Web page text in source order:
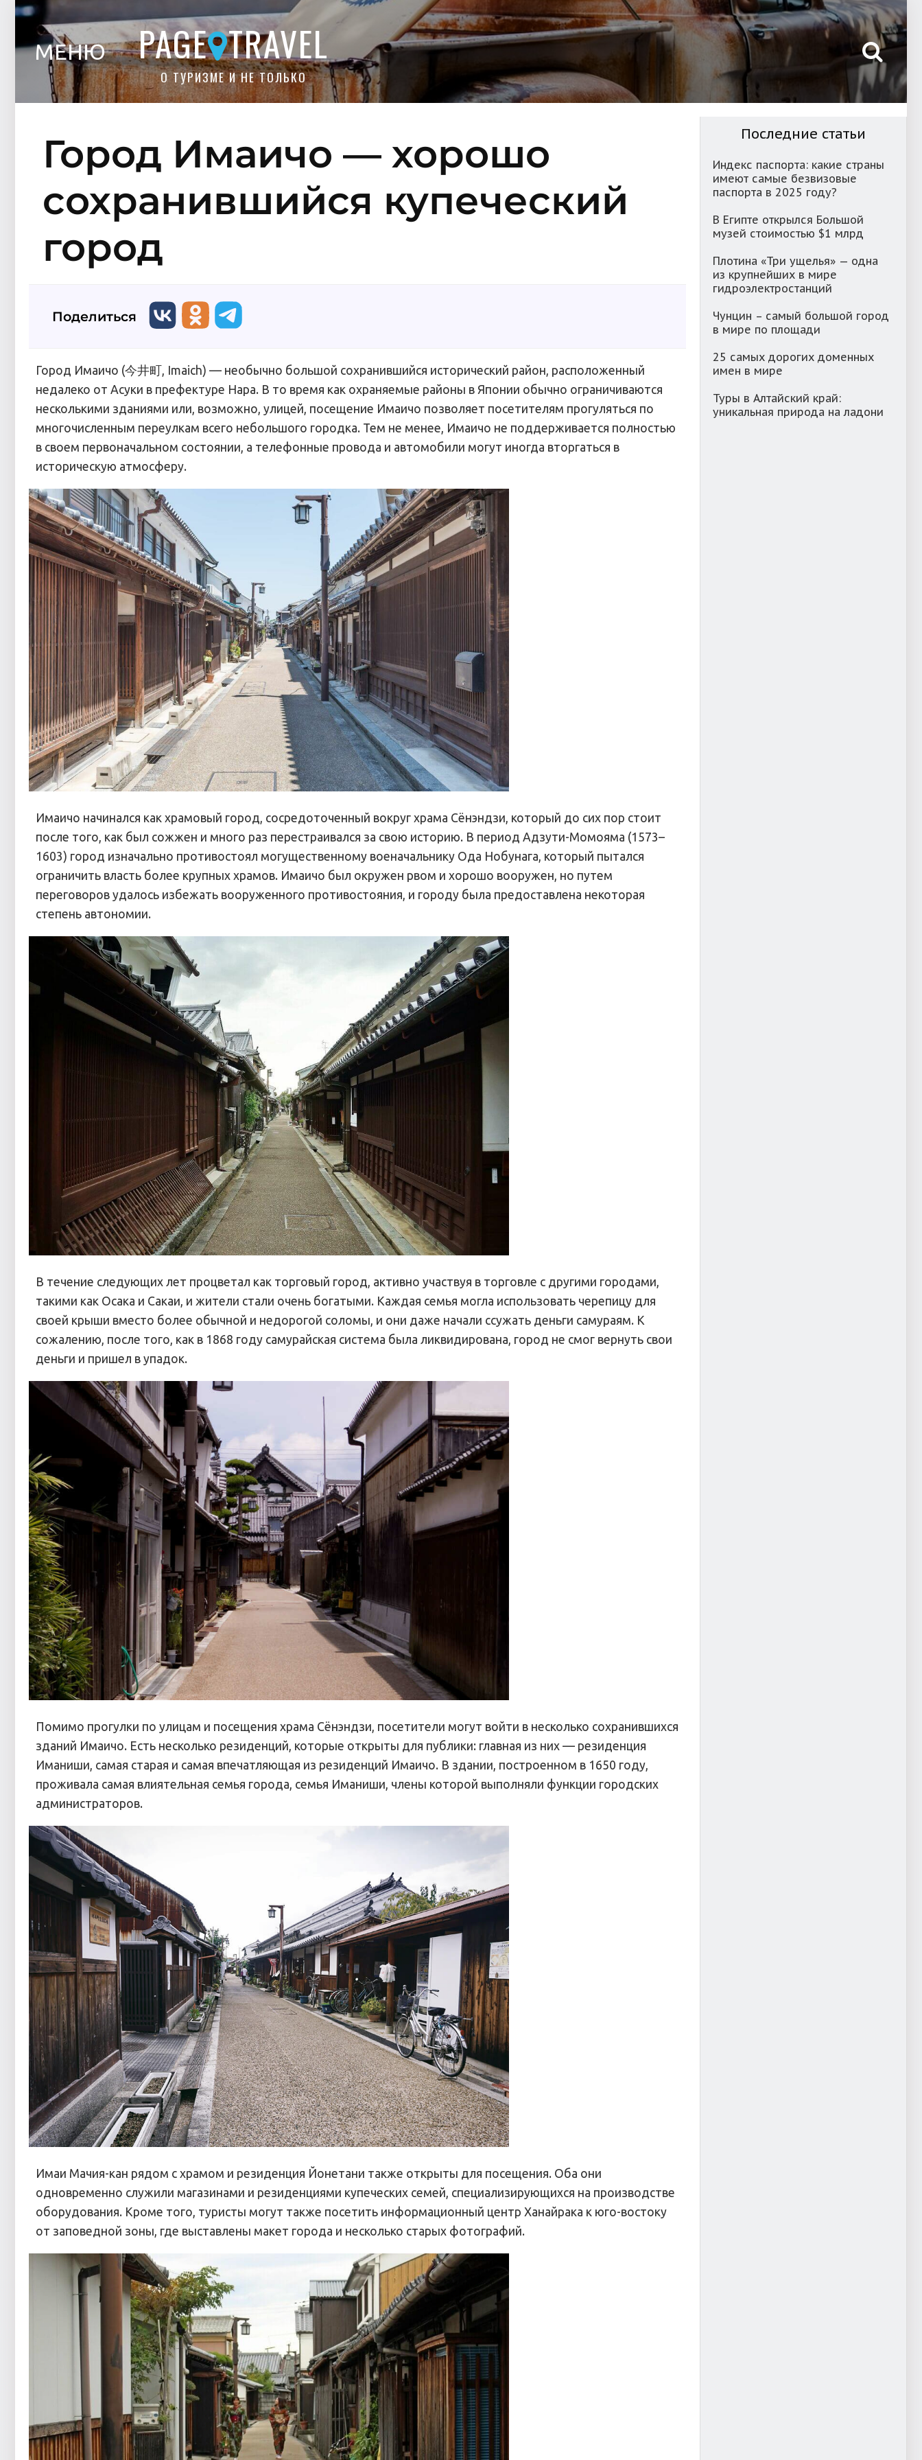
МЕНЮ PAGE TRAVEL
О ТУРИЗМЕ И НЕ ТОЛЬКО
Город Имаичо — хорошо
сохранившийся купеческий
город
Поделиться
Город Имаичо (今井町, Imaich) — необычно большой сохранившийся исторический район, расположенный
недалеко от Асуки в префектуре Нара. В то время как охраняемые районы в Японии обычно ограничиваются
несколькими зданиями или, возможно, улицей, посещение Имаичо позволяет посетителям прогуляться по
многочисленным переулкам всего небольшого городка. Тем не менее, Имаичо не поддерживается полностью
в своем первоначальном состоянии, а телефонные провода и автомобили могут иногда вторгаться в
историческую атмосферу.
Имаичо начинался как храмовый город, сосредоточенный вокруг храма Сёнэндзи, который до сих пор стоит
после того, как был сожжен и много раз перестраивался за свою историю. В период Адзути-Момояма (1573–
1603) город изначально противостоял могущественному военачальнику Ода Нобунага, который пытался
ограничить власть более крупных храмов. Имаичо был окружен рвом и хорошо вооружен, но путем
переговоров удалось избежать вооруженного противостояния, и городу была предоставлена ​​некоторая
степень автономии.
В течение следующих лет процветал как торговый город, активно участвуя в торговле с другими городами,
такими как Осака и Сакаи, и жители стали очень богатыми. Каждая семья могла использовать черепицу для
своей крыши вместо более обычной и недорогой соломы, и они даже начали ссужать деньги самураям. К
сожалению, после того, как в 1868 году самурайская система была ликвидирована, город не смог вернуть свои
деньги и пришел в упадок.
Помимо прогулки по улицам и посещения храма Сёнэндзи, посетители могут войти в несколько сохранившихся
зданий Имаичо. Есть несколько резиденций, которые открыты для публики: главная из них — резиденция
Иманиши, самая старая и самая впечатляющая из резиденций Имаичо. В здании, построенном в 1650 году,
проживала самая влиятельная семья города, семья Иманиши, члены которой выполняли функции городских
администраторов.
Имаи Мачия-кан рядом с храмом и резиденция Йонетани также открыты для посещения. Оба они
одновременно служили магазинами и резиденциями купеческих семей, специализирующихся на производстве
оборудования. Кроме того, туристы могут также посетить информационный центр Ханайрака к юго-востоку
от заповедной зоны, где выставлены макет города и несколько старых фотографий.
Последние статьи
Индекс паспорта: какие страны
имеют самые безвизовые
паспорта в 2025 году?
В Египте открылся Большой
музей стоимостью $1 млрд
Плотина «Три ущелья» — одна
из крупнейших в мире
гидроэлектростанций
Чунцин – самый большой город
в мире по площади
25 самых дорогих доменных
имен в мире
Туры в Алтайский край:
уникальная природа на ладони